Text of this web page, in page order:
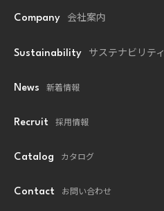
Company 会社案内
Sustainability サステナビリティ
News 新着情報
Recruit 採用情報
Catalog カタログ
Contact お問い合わせ